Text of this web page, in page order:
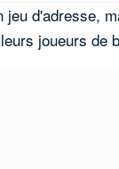
jeu d'adresse,
joueurs de